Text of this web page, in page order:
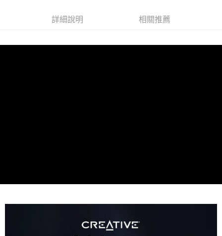
詳細說明 相關推薦